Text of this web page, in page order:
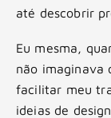
até descobrir
Eu mesma,
não imaginava
facilitar meu
ideias de